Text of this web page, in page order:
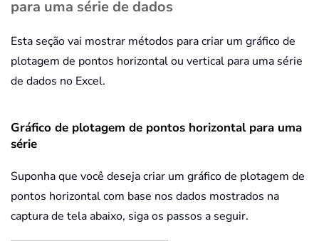
para uma série de dados
Esta seção vai mostrar métodos para criar um gráfico de
plotagem de pontos horizontal ou vertical para uma série
de dados no Excel.
Gráfico de plotagem de pontos horizontal para uma
série
Suponha que você deseja criar um gráfico de plotagem de
pontos horizontal com base nos dados mostrados na
captura de tela abaixo, siga os passos a seguir.